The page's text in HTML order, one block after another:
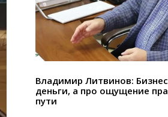
Владимир Литвинов:
деньги, а про ощущение
пути